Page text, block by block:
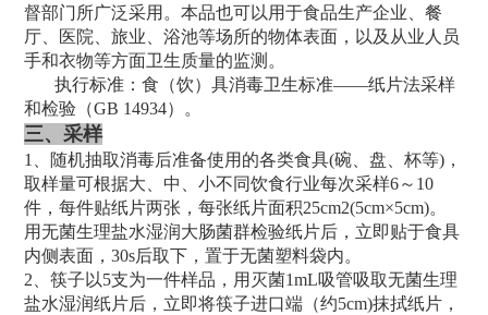
督部门所广泛采用。本品也可以用于食品生产企业、餐
厅、医院、旅业、浴池等场所的物体表面，以及从业人员
手和衣物等方面卫生质量的监测。
执行标准：食（饮）具消毒卫生标准——纸片法采样
和检验（GB 14934）。
三、采样
1、随机抽取消毒后准备使用的各类食具(碗、盘、杯等)，
取样量可根据大、中、小不同饮食行业每次采样6～10
件，每件贴纸片两张，每张纸片面积25cm2(5cm×5cm)。
用无菌生理盐水湿润大肠菌群检验纸片后，立即贴于食具
内侧表面，30s后取下，置于无菌塑料袋内。
2、筷子以5支为一件样品，用灭菌1mL吸管吸取无菌生理
盐水湿润纸片后，立即将筷子进口端（约5cm)抹拭纸片，